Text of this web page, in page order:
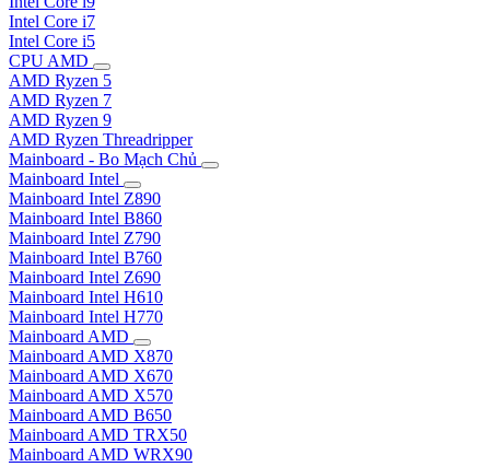
Intel Core i7
Intel Core i5
CPU AMD
AMD Ryzen 5
AMD Ryzen 7
AMD Ryzen 9
AMD Ryzen Threadripper
Mainboard - Bo Mạch Chủ
Mainboard Intel
Mainboard Intel Z890
Mainboard Intel B860
Mainboard Intel Z790
Mainboard Intel B760
Mainboard Intel Z690
Mainboard Intel H610
Mainboard Intel H770
Mainboard AMD
Mainboard AMD X870
Mainboard AMD X670
Mainboard AMD X570
Mainboard AMD B650
Mainboard AMD TRX50
Mainboard AMD WRX90